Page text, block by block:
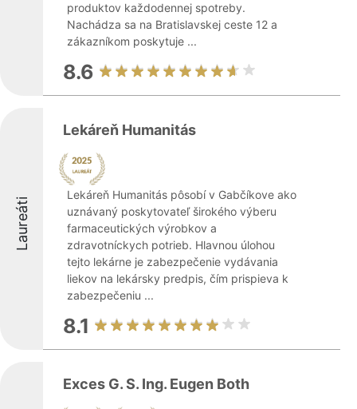
produktov každodennej spotreby.
Nachádza sa na Bratislavskej ceste 12 a
zákazníkom poskytuje ...
8.6
Laureáti
Lekáreň Humanitás
Lekáreň Humanitás pôsobí v Gabčíkove ako
uznávaný poskytovateľ širokého výberu
farmaceutických výrobkov a
zdravotníckych potrieb. Hlavnou úlohou
tejto lekárne je zabezpečenie vydávania
liekov na lekársky predpis, čím prispieva k
zabezpečeniu ...
8.1
Exces G. S. Ing. Eugen Both